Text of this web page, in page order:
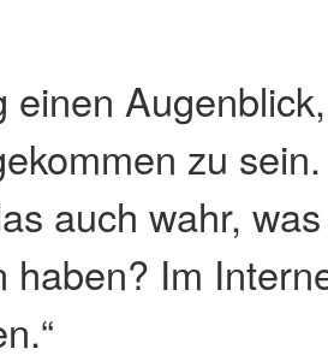
einen
zu
auch wahr,
haben? Im